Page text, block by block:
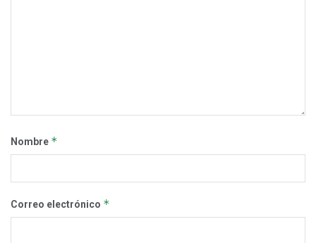
Nombre *
Correo electrónico *